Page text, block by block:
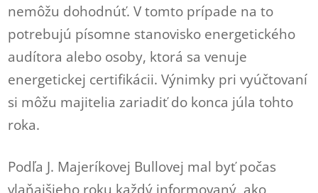
nemôžu dohodnúť. V tomto prípade na to
potrebujú písomne stanovisko energetického
audítora alebo osoby, ktorá sa venuje
energetickej certifikácii. Výnimky pri vyúčtovaní
si môžu majitelia zariadiť do konca júla tohto
roka.
Podľa J. Majeríkovej Bullovej mal byť počas